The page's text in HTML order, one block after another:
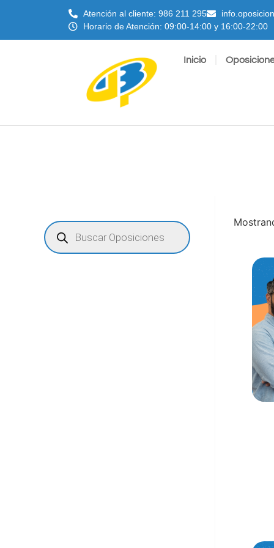
Atención al cliente: 986 211 295
Horario de Atención: 09:00-14:00 y 16:00-22:00
Inicio